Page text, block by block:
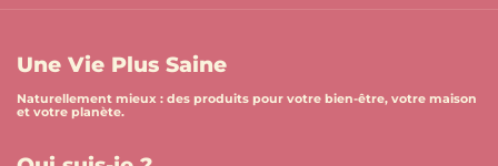
Une Vie Plus Saine
Naturellement mieux : des produits pour votre bien-être, votre maison
et votre planète.